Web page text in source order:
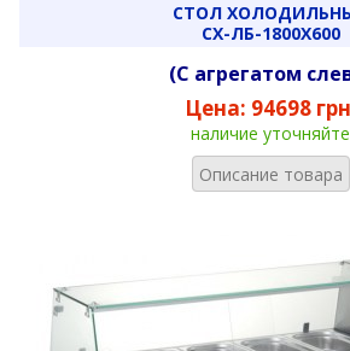
СТОЛ
СХ-ЛБ-1800Х600
(С агрегатом
Цена: 94698
наличие уточняйте
Описание товара